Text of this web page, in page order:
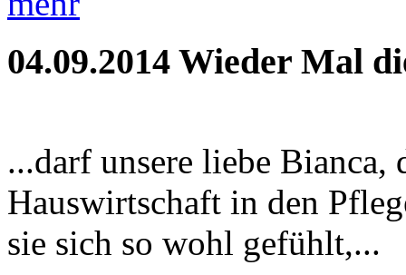
04.09.2014 Wieder Mal
...darf unsere liebe Bianca,
Hauswirtschaft in den
sie sich so wohl gefühlt,...